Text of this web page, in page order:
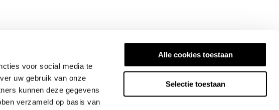
voor social media te
uw gebruik van onze
kunnen deze gegevens
verzameld op basis van
Alle cookies toestaan
Selectie toestaan